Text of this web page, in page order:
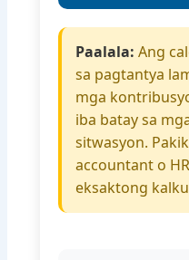
Paalala: Ang
sa pagtantya
mga
iba batay sa
sitwasyon.
accountant o
eksaktong